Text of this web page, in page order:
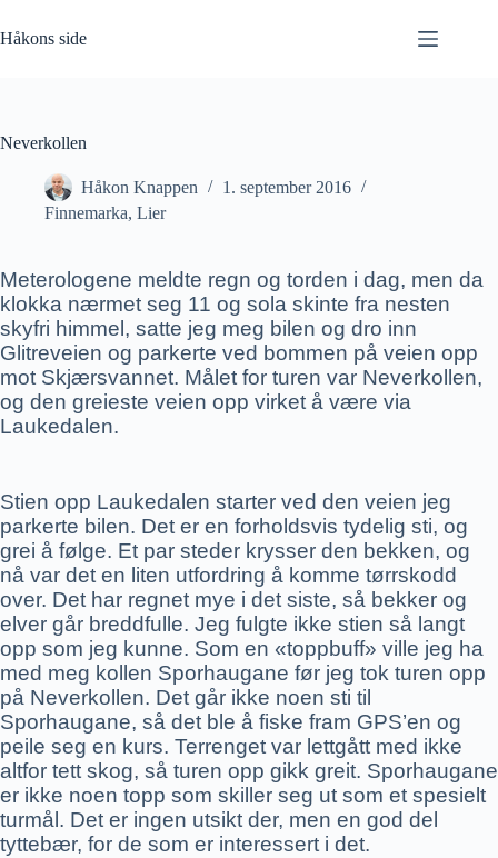
til
innholdet
Håkons side
Neverkollen
Håkon Knappen
1. september 2016
Finnemarka, Lier
Meterologene meldte regn og torden i dag, men da
klokka nærmet seg 11 og sola skinte fra nesten
skyfri himmel, satte jeg meg bilen og dro inn
Glitreveien og parkerte ved bommen på veien opp
mot Skjærsvannet. Målet for turen var Neverkollen,
og den greieste veien opp virket å være via
Laukedalen.
Stien opp Laukedalen starter ved den veien jeg
parkerte bilen. Det er en forholdsvis tydelig sti, og
grei å følge. Et par steder krysser den bekken, og
nå var det en liten utfordring å komme tørrskodd
over. Det har regnet mye i det siste, så bekker og
elver går breddfulle. Jeg fulgte ikke stien så langt
opp som jeg kunne. Som en «toppbuff» ville jeg ha
med meg kollen Sporhaugane før jeg tok turen opp
på Neverkollen. Det går ikke noen sti til
Sporhaugane, så det ble å fiske fram GPS’en og
peile seg en kurs. Terrenget var lettgått med ikke
altfor tett skog, så turen opp gikk greit. Sporhaugane
er ikke noen topp som skiller seg ut som et spesielt
turmål. Det er ingen utsikt der, men en god del
tyttebær, for de som er interessert i det.